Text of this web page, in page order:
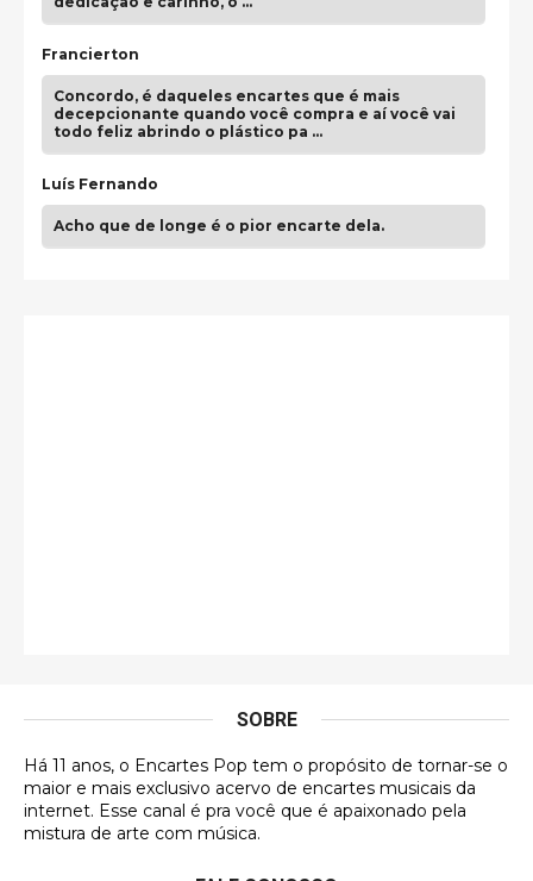
Francierton
Concordo, é daqueles encartes que é mais
decepcionante quando você compra e aí você vai
todo feliz abrindo o plástico pa …
Luís Fernando
Acho que de longe é o pior encarte dela.
DVD MIDINHO
Francierton
SOBRE
Há 11 anos, o Encartes Pop tem o propósito de tornar-se o
maior e mais exclusivo acervo de encartes musicais da
internet. Esse canal é pra você que é apaixonado pela
mistura de arte com música.